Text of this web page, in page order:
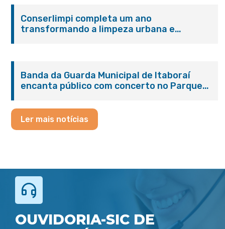
Conserlimpi completa um ano
transformando a limpeza urbana e
Banda da Guarda Municipal de Itaboraí
encanta público com concerto no Parque
Ler mais notícias
OUVIDORIA-SIC DE